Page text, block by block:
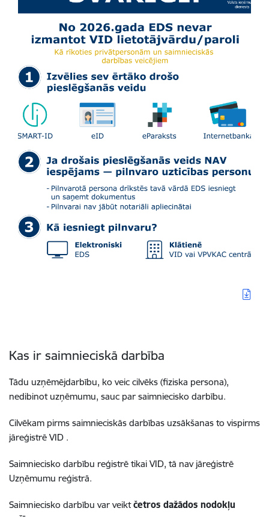
Kas ir saimnieciskā darbība
Tādu uzņēmējdarbību, ko veic cilvēks (fiziska persona),
nedibinot uzņēmumu, sauc par saimniecisko darbību.
Cilvēkam pirms saimnieciskās darbības uzsākšanas to vispirms
jāreģistrē VID .
Saimniecisko darbību reģistrē tikai VID, tā nav jāreģistrē
Uzņēmumu reģistrā.
Saimniecisko darbību var veiktčetros dažādos nodokļu